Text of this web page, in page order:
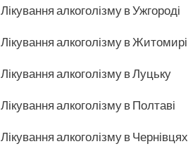
Лікування алкоголізму в Ужгороді
Лікування алкоголізму в Житомирі
Лікування алкоголізму в Луцьку
Лікування алкоголізму в Полтаві
Лікування алкоголізму в Чернівцях